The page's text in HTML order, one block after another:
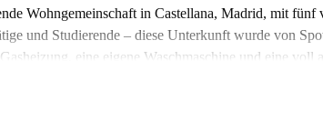
Wohngemeinschaft in Castellana, Madrid, mit fünf
und Studierende – diese Unterkunft wurde von
eine eigene Waschmaschine und eine voll
Backofen. Die Wohnung befindet sich im